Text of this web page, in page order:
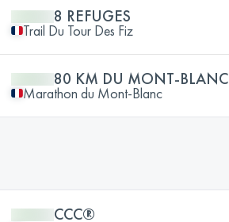
8 REFUGES
Trail Du Tour Des Fiz
80 KM DU MONT-BLANC
Marathon du Mont-Blanc
CCC®